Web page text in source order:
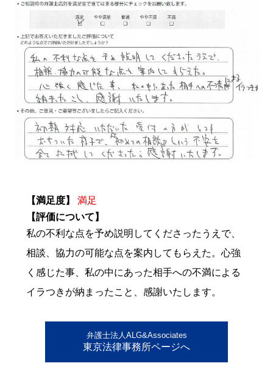
【満足度】
満足
【評価について】
私の不利な点を予め説明してくださったうえで、
相談、協力の可能な点を案内してもらえた。心強
く感じた事、私の中にあった相手への不満による
イラつきが納まったこと、感謝いたします。
弁護士法人ALG&Associates
東京法律事務所ページへ